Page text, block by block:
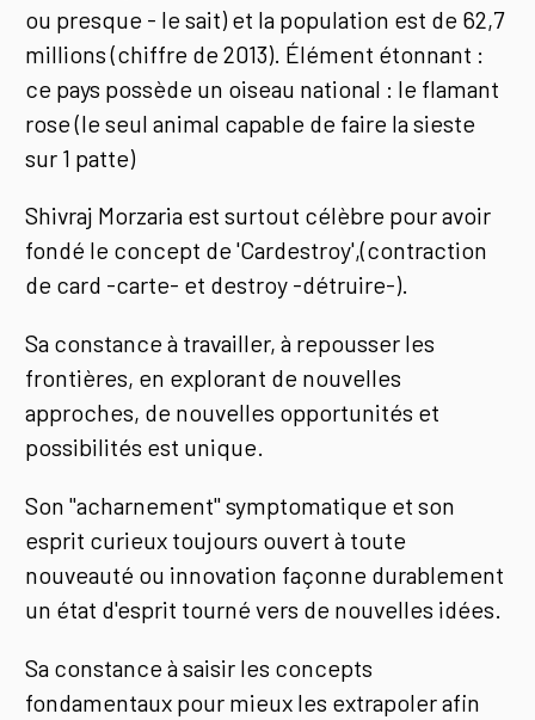
ou presque - le sait) et la population est de 62,7
millions (chiffre de 2013). Élément étonnant :
ce pays possède un oiseau national : le flamant
rose (le seul animal capable de faire la sieste
sur 1 patte)
Shivraj Morzaria est surtout célèbre pour avoir
fondé le concept de 'Cardestroy',(contraction
de card -carte- et destroy -détruire-).
Sa constance à travailler, à repousser les
frontières, en explorant de nouvelles
approches, de nouvelles opportunités et
possibilités est unique.
Son "acharnement" symptomatique et son
esprit curieux toujours ouvert à toute
nouveauté ou innovation façonne durablement
un état d'esprit tourné vers de nouvelles idées.
Sa constance à saisir les concepts
fondamentaux pour mieux les extrapoler afin